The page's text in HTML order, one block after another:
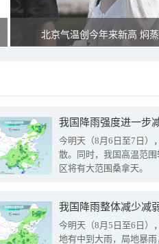
北京气温创今年来新高 焖
今明天（8月6日至7日）
散。同时，我国高温范
区将有大范围桑拿天。
我国降雨整体减少减
今明天（8月5日至6日）
地有中到大雨，局地暴雨